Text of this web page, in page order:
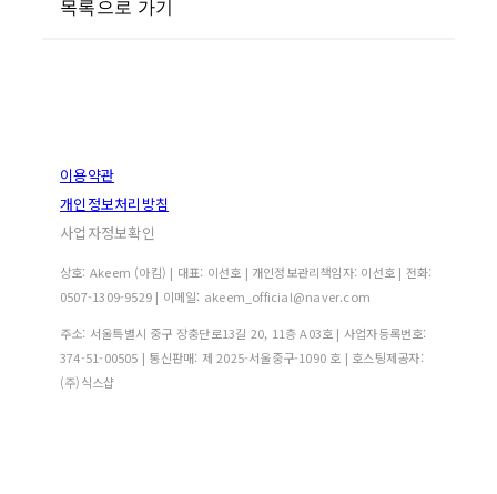
목록으로 가기
이용약관
개인정보처리방침
사업자정보확인
상호: Akeem (아킴) | 대표: 이선호 | 개인정보관리책임자: 이선호 | 전화:
0507-1309-9529 | 이메일: akeem_official@naver.com
주소: 서울특별시 중구 장충단로13길 20, 11층 A03호 | 사업자등록번호:
374-51-00505 | 통신판매: 제 2025-서울중구-1090 호 | 호스팅제공자:
(주)식스샵